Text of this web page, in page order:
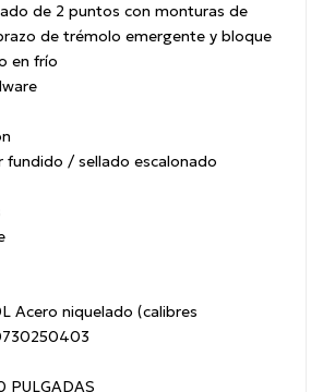
de 2 puntos con monturas de
de trémolo emergente y bloque
en frío
fundido / sellado escalonado
Acero niquelado (calibres
PULGADAS